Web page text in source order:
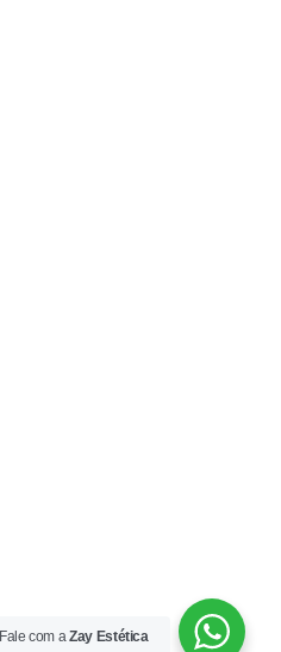
Fale com aZay Estética